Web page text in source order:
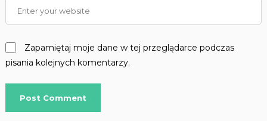
Zapamiętaj moje dane w tej przeglądarce podczas
pisania kolejnych komentarzy.